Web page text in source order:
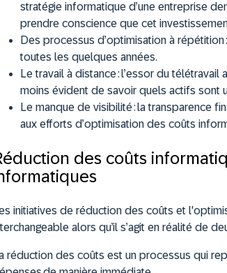
stratégie informatique d’une entreprise
prendre conscience que cet
Des processus d’optimisation à répétition :
toutes les quelques années.
Le travail à distance : l’essor du télétravail
moins évident de savoir quels actifs sont
Le manque de visibilité : la transparence
aux efforts d’optimisation des coûts
des coûts
initiatives de réduction des coûts et
alors qu’il s’agit en réalité de
réduction des coûts est un processus qui